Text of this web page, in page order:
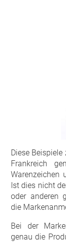
Diese
Frankreich
Warenzeichen
Ist dies nicht
oder anderen
die
Bei der
genau die